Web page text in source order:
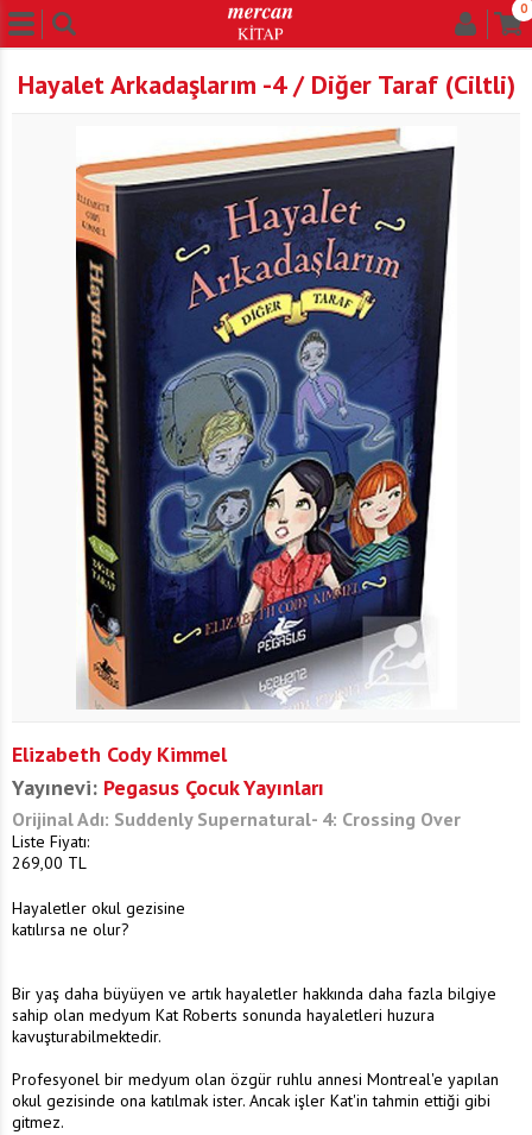
0
Hayalet Arkadaşlarım -4 / Diğer Taraf (Ciltli)
Elizabeth Cody Kimmel
Yayınevi: Pegasus Çocuk Yayınları
Orijinal Adı: Suddenly Supernatural- 4: Crossing Over
Liste Fiyatı:
269,00 TL
Hayaletler okul gezisine
katılırsa ne olur?
Bir yaş daha büyüyen ve artık hayaletler hakkında daha fazla bilgiye
sahip olan medyum Kat Roberts sonunda hayaletleri huzura
kavuşturabilmektedir.
Profesyonel bir medyum olan özgür ruhlu annesi Montreal'e yapılan
okul gezisinde ona katılmak ister. Ancak işler Kat'in tahmin ettiği gibi
gitmez.